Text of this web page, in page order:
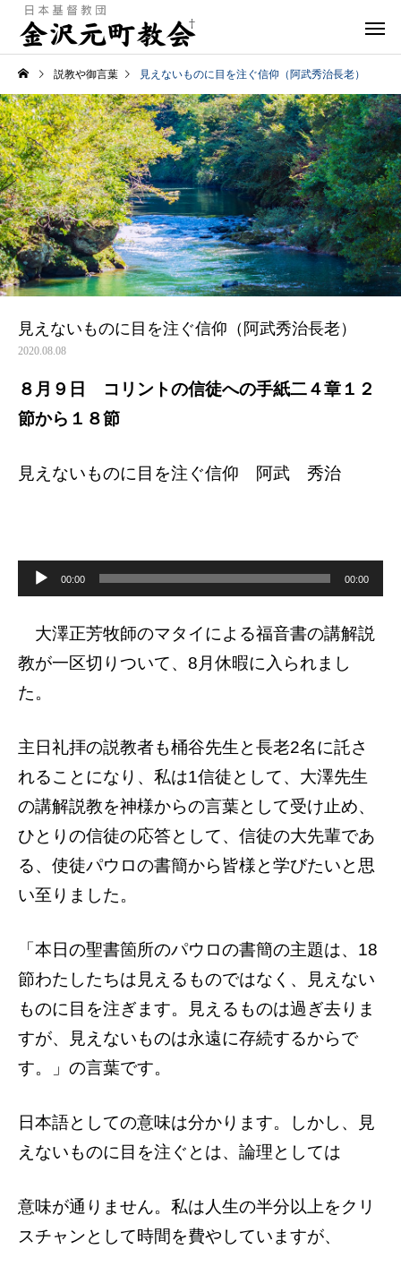
説教や御言葉 見えないものに目を注ぐ信仰（阿武秀治長老）
見えないものに目を注ぐ信仰（阿武秀治長老）
2020.08.08
８月９日 コリントの信徒への手紙二４章１２
節から１８節
見えないものに目を注ぐ信仰 阿武 秀治
00:00 00:00
大澤正芳牧師のマタイによる福音書の講解説
教が一区切りついて、8月休暇に入られまし
た。
主日礼拝の説教者も桶谷先生と長老2名に託さ
れることになり、私は1信徒として、大澤先生
の講解説教を神様からの言葉として受け止め、
ひとりの信徒の応答として、信徒の大先輩であ
る、使徒パウロの書簡から皆様と学びたいと思
い至りました。
「本日の聖書箇所のパウロの書簡の主題は、18
節わたしたちは見えるものではなく、見えない
ものに目を注ぎます。見えるものは過ぎ去りま
すが、見えないものは永遠に存続するからで
す。」の言葉です。
日本語としての意味は分かります。しかし、見
えないものに目を注ぐとは、論理としては
意味が通りません。私は人生の半分以上をク リ
スチャンとして時間を費やしていますが、